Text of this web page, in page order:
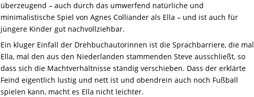
überzeugend – auch durch das umwerfend natürliche und
minimalistische Spiel von Agnes Colliander als Ella – und ist auch für
jüngere Kinder gut nachvollziehbar.
Ein kluger Einfall der Drehbuchautorinnen ist die Sprachbarriere, die mal
Ella, mal den aus den Niederlanden stammenden Steve ausschließt, so
dass sich die Machtverhältnisse ständig verschieben. Dass der erklärte
Feind eigentlich lustig und nett ist und obendrein auch noch Fußball
spielen kann, macht es Ella nicht leichter.